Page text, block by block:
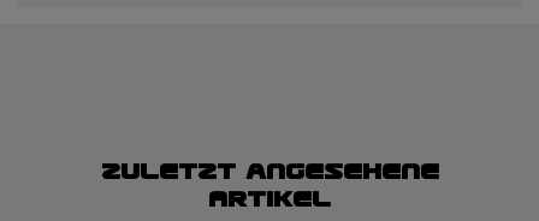
Zuletzt angesehene
Artikel